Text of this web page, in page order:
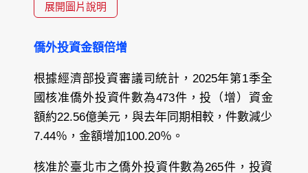
展開圖片說明
僑外投資金額倍增
根據經濟部投資審議司統計，2025年第1季全
國核准僑外投資件數為473件，投（增）資金
額約22.56億美元，與去年同期相較，件數減少
7.44％，金額增加100.20％。
核准於臺北市之僑外投資件數為265件，投資